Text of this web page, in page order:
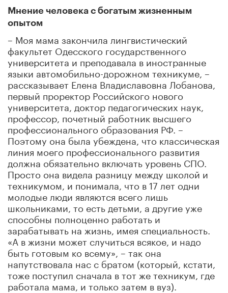
Мнение человека с богатым жизненным
опытом
– Моя мама закончила лингвистический
факультет Одесского государственного
университета и преподавала в иностранные
языки автомобильно-дорожном техникуме, –
рассказывает Елена Владиславовна Лобанова,
первый проректор Российского нового
университета, доктор педагогических наук,
профессор, почетный работник высшего
профессионального образования РФ. –
Поэтому она была убеждена, что классическая
линия моего профессионального развития
должна обязательно включать уровень СПО.
Просто она видела разницу между школой и
техникумом, и понимала, что в 17 лет одни
молодые люди являются всего лишь
школьниками, то есть детьми, а другие уже
способны полноценно работать и
зарабатывать на жизнь, имея специальность.
«А в жизни может случиться всякое, и надо
быть готовым ко всему», – так она
напутствовала нас с братом (который, кстати,
тоже поступил сначала в тот же техникум, где
работала мама, и только затем в вуз).